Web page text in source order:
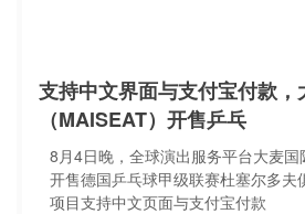
支持中文界面与支付宝付款，
（MAISEAT）开售乒乓
8月4日晚，全球演出服务平台大麦
开售德国乒乓球甲级联赛杜塞尔多夫
项目支持中文页面与支付宝付款